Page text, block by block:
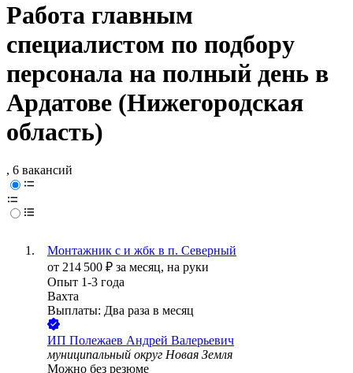
Работа главным
специалистом по подбору
персонала на полный день в
Ардатове (Нижегородская
область)
, 6 вакансий
Монтажник с и жбк в п. Северный
от 214 500 ₽ за месяц, на руки
Опыт 1-3 года
Вахта
Выплаты: Два раза в месяц
ИП Полежаев Андрей Валерьевич
муниципальный округ Новая Земля
Можно без резюме